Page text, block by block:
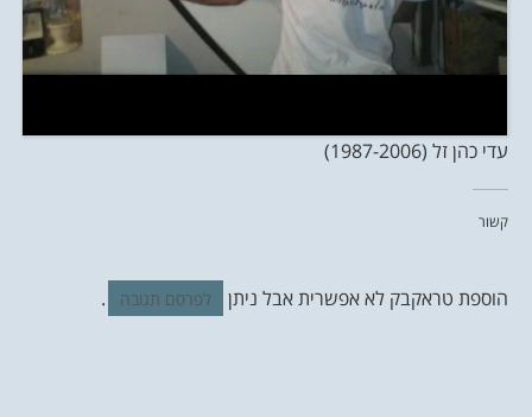
עדי כהן זל (1987-2006)
קשור
הוספת טראקבק לא אפשרית אבל ניתן לפרסם תגובה .